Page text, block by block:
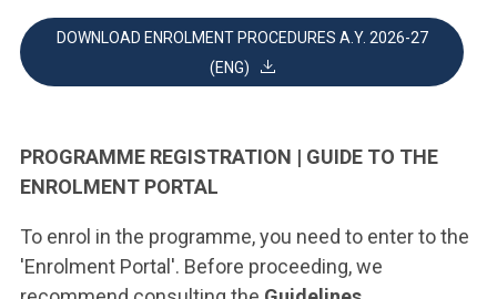
DOWNLOAD ENROLMENT PROCEDURES A.Y. 2026-27
(ENG)
PROGRAMME REGISTRATION | GUIDE TO THE
ENROLMENT PORTAL
To enrol in the programme, you need to enter to the
'Enrolment Portal'. Before proceeding, we